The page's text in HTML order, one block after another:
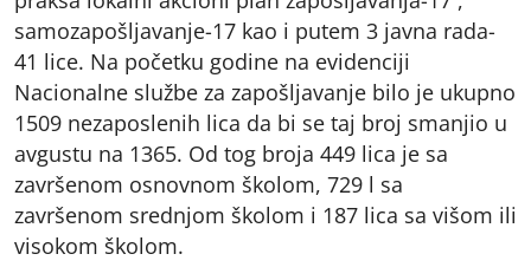
samozapošljavanje-17 kao i putem 3 javna rada-
41 lice. Na početku godine na evidenciji
Nacionalne službe za zapošljavanje bilo je ukupno
1509 nezaposlenih lica da bi se taj broj smanjio u
avgustu na 1365. Od tog broja 449 lica je sa
završenom osnovnom školom, 729 l sa
završenom srednjom školom i 187 lica sa višom ili
visokom školom.